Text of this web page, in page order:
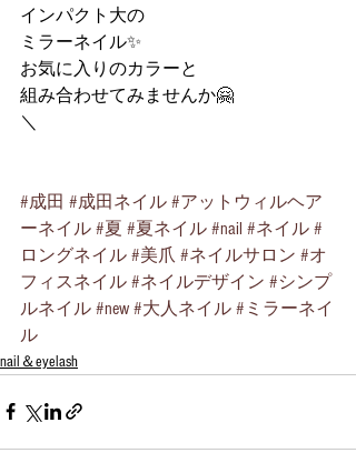
インパクト大の
ミラーネイル✨
お気に入りのカラーと
組み合わせてみませんか🤗
＼
#成田 #成田ネイル #アットウィルヘア
ーネイル #夏 #夏ネイル #nail #ネイル #
ロングネイル #美爪 #ネイルサロン #オ
フィスネイル #ネイルデザイン #シンプ
ルネイル #new #大人ネイル #ミラーネイ
ル
nail＆eyelash